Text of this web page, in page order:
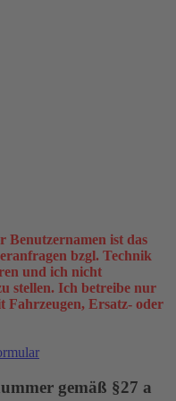
Benutzernamen ist das
bzgl. Technik
und ich nicht
stellen. Ich betreibe nur
Fahrzeugen, Ersatz- oder
gemäß §27 a